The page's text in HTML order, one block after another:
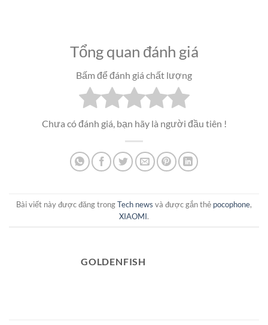
Tổng quan đánh giá
Bấm để đánh giá chất lượng
Chưa có đánh giá, bạn hãy là người đầu tiên !
Bài viết này được đăng trongTech news và được gắn thẻ pocophone,
XIAOMI.
GOLDENFISH